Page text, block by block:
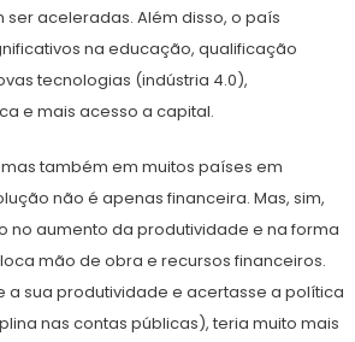
aceleradas. Além disso, o país
na educação, qualificação
tecnologias (indústria 4.0),
e mais acesso a capital.
também em muitos países em
não é apenas financeira. Mas, sim,
no aumento da produtividade e na forma
mão de obra e recursos financeiros.
a sua produtividade e acertasse a política
nas contas públicas), teria muito mais